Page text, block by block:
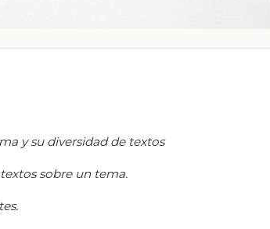
y su diversidad de textos
sobre un tema.
.